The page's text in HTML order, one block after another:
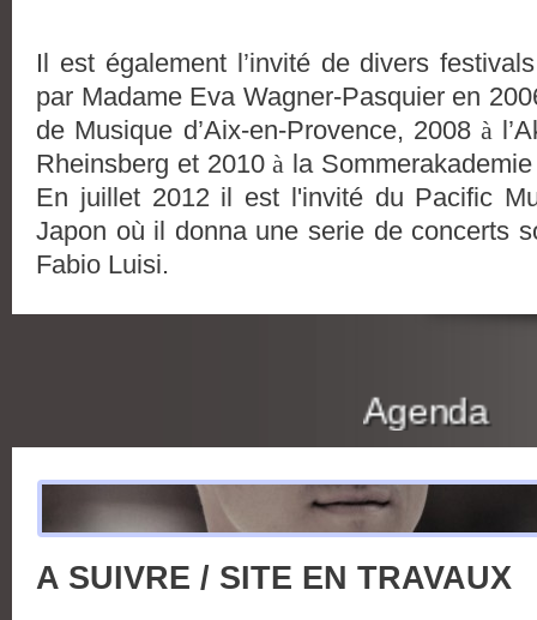
Il est également l’invité de divers
par Madame Eva Wagner-Pasquier en
de Musique d’Aix-en-Provence, 2008 à
Rheinsberg et 2010à la
En juillet 2012 il est l'invité du Pacific
Japon où il donna une serie de concerts
Fabio Luisi.
Agenda
A SUIVRE / SITE EN TRAVAUX